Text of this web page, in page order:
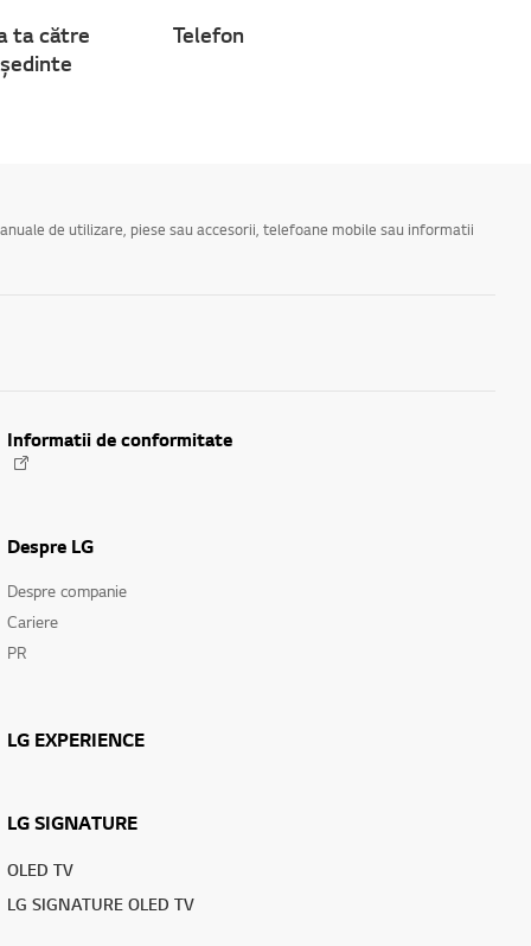
ta către
Telefon
de utilizare, piese sau accesorii, telefoane mobile sau informatii
Informatii de conformitate
Despre LG
Despre companie
Cariere
PR
LG EXPERIENCE
LG SIGNATURE
OLED TV
LG SIGNATURE OLED TV